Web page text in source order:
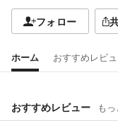
フォロー
ホーム おすすめレビ
おすすめレビュー も